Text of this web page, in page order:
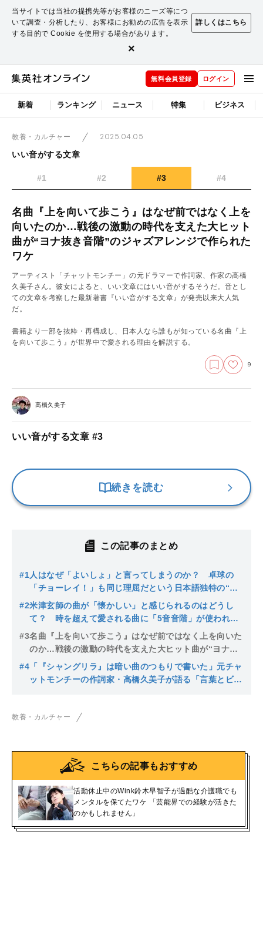
当サイトでは当社の提携先等がお客様のニーズ等につ
いて調査・分析したり、お客様にお勧めの広告を表示
する目的で Cookie を使用する場合があります。
詳しくはこちら
×
無料会員登録 ログイン
新着 ランキング ニュース 特集 ビジネス
教養・カルチャー
2025.04.05
いい音がする文章
#1 #2 #3 #4
名曲『上を向いて歩こう』はなぜ前ではなく上を
向いたのか…戦後の激動の時代を支えた大ヒット
曲が“ヨナ抜き音階”のジャズアレンジで作られた
ワケ
アーティスト「チャットモンチー」の元ドラマーで作詞家、作家の高橋
久美子さん。彼女によると、いい文章にはいい音がするそうだ。音とし
ての文章を考察した最新著書『いい音がする文章』が発売以来大人気
だ。
書籍より一部を抜粋・再構成し、日本人なら誰もが知っている名曲『上
を向いて歩こう』が世界中で愛される理由を解説する。
9
高橋久美子
いい音がする文章 #3
続きを読む
この記事のまとめ
#1人はなぜ「よいしょ」と言ってしまうのか？ 卓球の
「チョーレイ！」も同じ理屈だという日本語独特の“気
を合わせる”ということ
#2米津玄師の曲が「懐かしい」と感じられるのはどうし
て？ 時を超えて愛される曲に「5音音階」が使われて
いる理由と効果
#3名曲『上を向いて歩こう』はなぜ前ではなく上を向いた
のか…戦後の激動の時代を支えた大ヒット曲が“ヨナ抜
き音階”のジャズアレンジで作られたワケ
#4 「『シャングリラ』は暗い曲のつもりで書いた」元チャ
ットモンチーの作詞家・高橋久美子が語る「言葉とビー
教養・カルチャー
こちらの記事もおすすめ
活動休止中のWink鈴木早智子が過酷な介護職でも
メンタルを保てたワケ 「芸能界での経験が活きた
のかもしれません」